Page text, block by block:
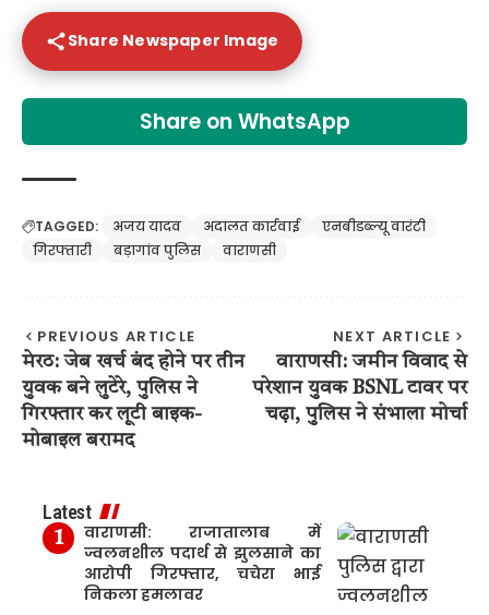
Share Newspaper Image
Share on WhatsApp
TAGGED: अजय यादव अदालत कार्रवाई
एनबीडब्ल्यू वारंटी
गिरफ्तारी
बड़ागांव पुलिस वाराणसी
PREVIOUS ARTICLE
मेरठ: जेब खर्च बंद होने पर तीन
युवक बने लुटेरे, पुलिस ने
गिरफ्तार कर लूटी बाइक-
मोबाइल बरामद
NEXT ARTICLE
वाराणसी: जमीन विवाद से
परेशान युवक BSNL टावर पर
चढ़ा, पुलिस ने संभाला मोर्चा
Latest
वाराणसी: राजातालाब में
ज्वलनशील पदार्थ से झुलसाने का
आरोपी गिरफ्तार, चचेरा भाई
निकला हमलावर